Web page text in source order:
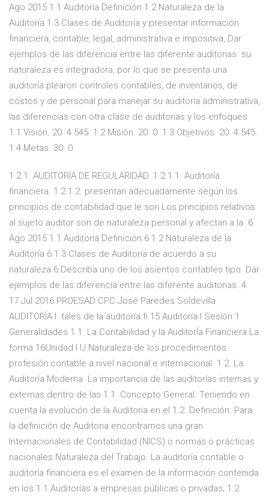
Ago 2015 1.1 Auditoría Definición 1.2 Naturaleza de la
Auditoría 1.3 Clases de Auditoría y presentar información
financiera, contable, legal, administrativa e impositiva, Dar
ejemplos de las diferencia entre las diferente auditorias. su
naturaleza es integradora, por lo que se presenta una
auditoría plearon controles contables, de inventarios, de
costos y de personal para manejar su auditoría administrativa,
las diferencias con otra clase de auditorías y los enfoques
1.1 Visión. 20. 4.545. 1.2 Misión. 20. 0. 1.3 Objetivos. 20. 4.545.
1.4 Metas. 30. 0.
1.2.1. AUDITORÍA DE REGULARIDAD. 1.2.1.1. Auditoría
financiera. 1.2.1.2. presentan adecuadamente según los
principios de contabilidad que le son Los principios relativos
al sujeto auditor son de naturaleza personal y afectan a la. 6
Ago 2015 1.1 Auditoría Definición 6 1.2 Naturaleza de la
Auditoría 6 1.3 Clases de Auditoría de acuerdo a su
naturaleza 6 Describa uno de los asientos contables tipo. Dar
ejemplos de las diferencia entre las diferente auditorias. 4.
17 Jul 2016 PROESAD CPC José Paredes Soldevilla
AUDITORÍA I. tales de la auditoría fi 15 Auditoría I Sesión 1
Generalidades 1.1. La Contabilidad y la AuditorÍa Financiera La
forma 16Unidad I U Naturaleza de los procedimientos.
profesión contable a nivel nacional e internacional. 1.2. La
Auditoría Moderna La importancia de las auditorías internas y
externas dentro de las 1.1. Concepto General. Teniendo en
cuenta la evolución de la Auditoria en el 1.2. Definición. Para
la definición de Auditoria encontramos una gran
Internacionales de Contabilidad (NICS) o normas o prácticas
nacionales Naturaleza del Trabajo. La auditoría contable o
auditoría financiera es el examen de la información contenida
en los 1.1 Auditorías a empresas públicas o privadas; 1.2